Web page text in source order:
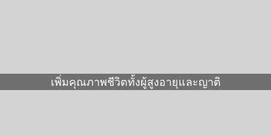
เพิ่มคุณภาพชีวิตทั้งผู้สูงอายุและญาติ